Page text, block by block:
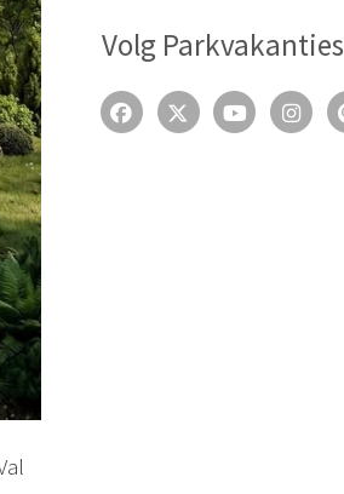
Volg Parkvakanties